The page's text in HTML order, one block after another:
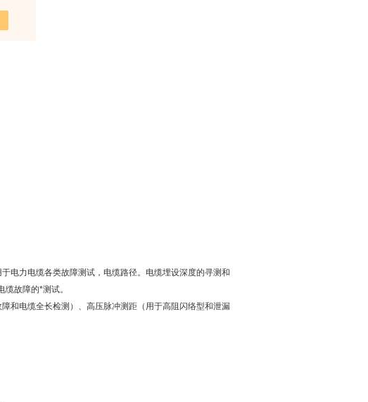
电力电缆各类故障测试，电缆路径。电缆埋设深度的寻测和
故障的*测试。
和电缆全长检测）、高压脉冲测距（用于高阻闪络型和泄漏